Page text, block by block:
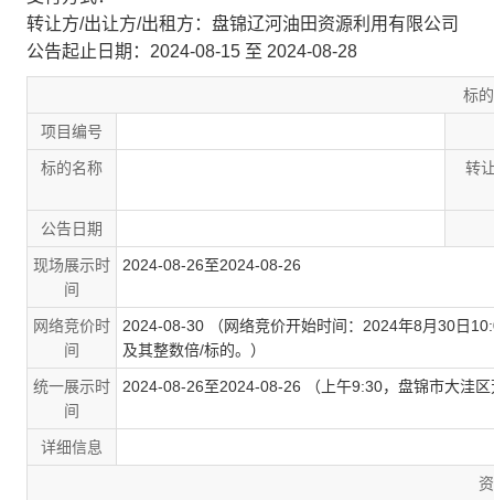
转让方/出让方/出租方：盘锦辽河油田资源利用有限公司
公告起止日期：2024-08-15 至 2024-08-28
标
项目编号
标的名称 转
公告日期
现场展示时
间
2024-08-26至2024-08-26
网络竞价时
间
2024-08-30 （网络竞价开始时间：2024年8月30日
及其整数倍/标的。）
统一展示时
间
2024-08-26至2024-08-26 （上午9:30，盘锦市大洼
详细信息